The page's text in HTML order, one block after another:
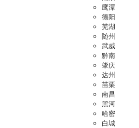
鹰潭
德阳
芜湖
随州
武威
黔南
肇庆
达州
苗栗
南昌
黑河
哈密
白城